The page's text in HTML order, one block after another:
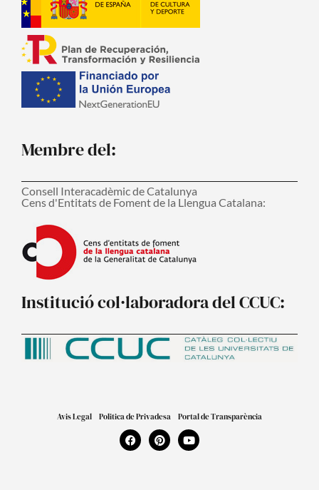
Membre del:
Consell Interacadèmic de Catalunya
Cens d'Entitats de Foment de la Llengua Catalana:
Institució col·laboradora del CCUC:
Avis Legal Politica de Privadesa Portal de Transparència
F
a
c
P
i
n
Y
o
u